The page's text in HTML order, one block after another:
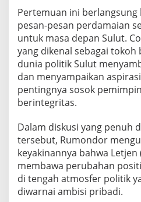
g
a
h
A
b
s
i
P
r
a
d
i
B
e
r
k
Pertemuan ini
pesan-pesan perdamaian
untuk masa depan Sulut.
yang dikenal sebagai
dunia politik Sulut
dan menyampaikan
pentingnya sosok
berintegritas.
Dalam diskusi yang penuh
tersebut, Rumondor
keyakinannya bahwa
membawa perubahan
di tengah atmosfer politik
diwarnai ambisi pribadi.